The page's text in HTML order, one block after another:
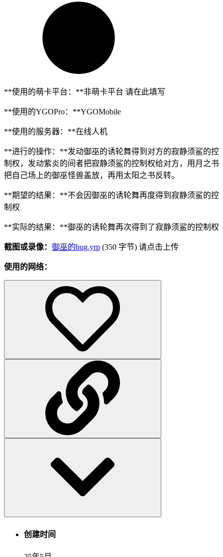
**使用的萌卡平台：**非萌卡平台 请在此填写
**使用的YGOPro：**YGOMobile
**使用的服务器：**在线人机
**进行的操作：**发动御巫的诱轮舞得到对方的寂静须鲨的控
制权，发动紫炎的间者把寂静须鲨的控制权给对方，用月之书
把自己场上的御巫怪兽盖放，再用太阳之书反转。
**期望的结果：**不会因御巫的诱轮舞再度得到寂静须鲨的控
制权
**实际的结果：**御巫的诱轮舞再次得到了寂静须鲨的控制权
截图或录像： 御巫的bug.yrp (350 字节) 请点击上传
使用的网络：
创建时间